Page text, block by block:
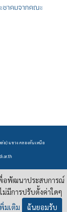
าคมจากคณะ
อ) แขวง คลองตันเหนือ
ว็บไซต์https://pridi.or.th
ชิงพาณิชย์ 4.0 สากล
พื่อพัฒนาประสบการณ์
มีการปรับตั้งค่าใดๆ
มเติม ฉันยอมรับ